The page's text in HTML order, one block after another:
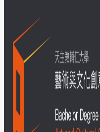
會
責
USR